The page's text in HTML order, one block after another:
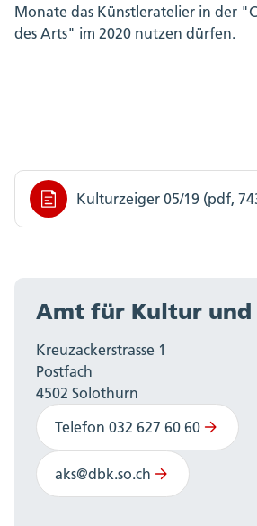
Monate das Künstleratelier in der
des Arts" im 2020 nutzen dürfen.
Kulturzeiger 05/19 (pdf,
Amt für Kultur und
Kreuzackerstrasse 1
Postfach
4502 Solothurn
Telefon 032 627 60 60
aks@dbk.so.ch